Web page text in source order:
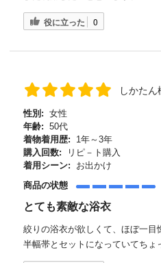
役に立った 0
しかたん
性別: 女性
年齢: 50代
着物着用歴:
1年～3年
購入回数:
リピ－ト購入
着用シーン:
お出かけ
商品の状態
とても素敵な浴衣
絞りの浴衣が欲しくて、ほぼ一目
半幅帯とセットになっていてち